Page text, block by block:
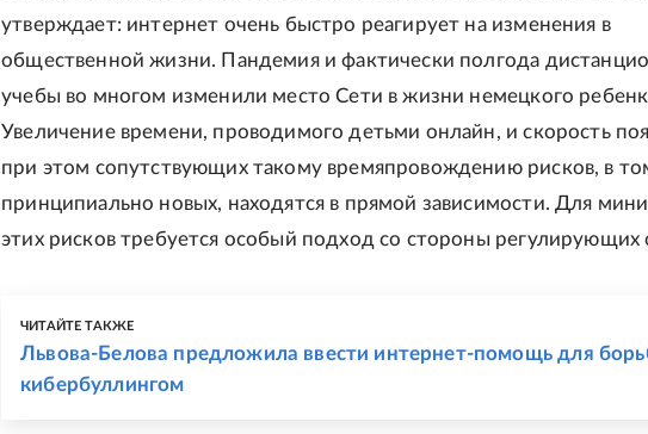
утверждает: интернет очень быстро реагирует на изменения в
общественной жизни. Пандемия и фактически полгода
учебы во многом изменили место Сети в жизни немецкого
Увеличение времени, проводимого детьми онлайн, и скорость
при этом сопутствующих такому времяпровождению рисков, в
принципиально новых, находятся в прямой зависимости. Для
этих рисков требуется особый подход со стороны регулирующих
ЧИТАЙТЕ ТАКЖЕ
Львова-Белова предложила ввести интернет-помощь для
кибербуллингом